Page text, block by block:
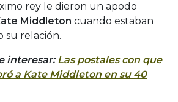
rey le dieron un apodo
Middleton cuando estaban
su relación.
interesar: Las postales con que
a Kate Middleton en su 40